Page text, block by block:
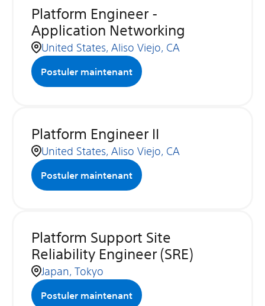
Platform Engineer -
Application Networking
United States, Aliso Viejo, CA
Postuler maintenant
Platform Engineer II
United States, Aliso Viejo, CA
Postuler maintenant
Platform Support Site
Reliability Engineer (SRE)
Japan, Tokyo
Postuler maintenant